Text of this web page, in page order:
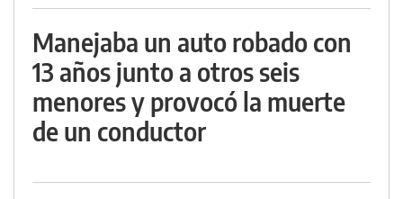
Manejaba un auto robado con
13 años junto a otros seis
menores y provocó la muerte
de un conductor